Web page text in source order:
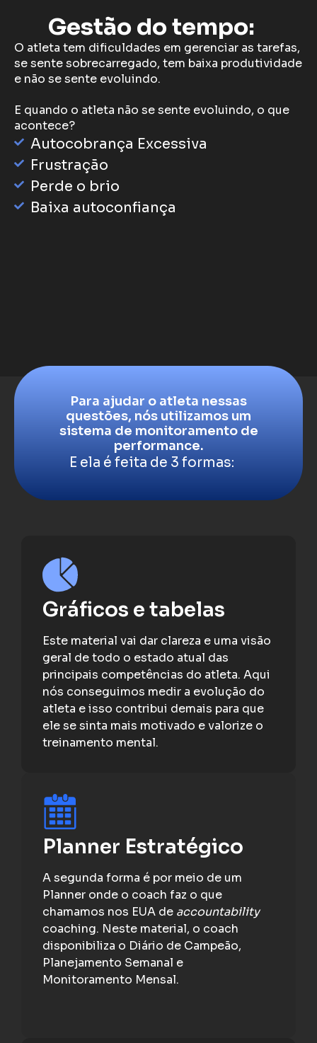
Gestão do tempo:
O atleta tem dificuldades em gerenciar as tarefas,
se sente sobrecarregado, tem baixa produtividade
e não se sente evoluindo.
E quando o atleta não se sente evoluindo, o que
acontece?
Autocobrança Excessiva
Frustração
Perde o brio
Baixa autoconfiança
Para ajudar o atleta nessas
questões, nós utilizamos um
sistema de monitoramento de
performance.
E ela é feita de 3 formas:
Gráficos e tabelas
Este material vai dar clareza e uma visão
geral de todo o estado atual das
principais competências do atleta. Aqui
nós conseguimos medir a evolução do
atleta e isso contribui demais para que
ele se sinta mais motivado e valorize o
treinamento mental.
Planner Estratégico
A segunda forma é por meio de um
Planner onde o coach faz o que
chamamos nos EUA de accountability
coaching. Neste material, o coach
disponibiliza o Diário de Campeão,
Planejamento Semanal e
Monitoramento Mensal.